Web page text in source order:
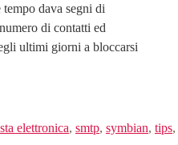
dava segni di
di contatti ed
ultimi giorni a bloccarsi
elettronica, smtp, symbian, tips,